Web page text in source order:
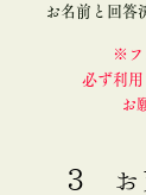
お名前と回答
※フ
必ず利
お
3 お